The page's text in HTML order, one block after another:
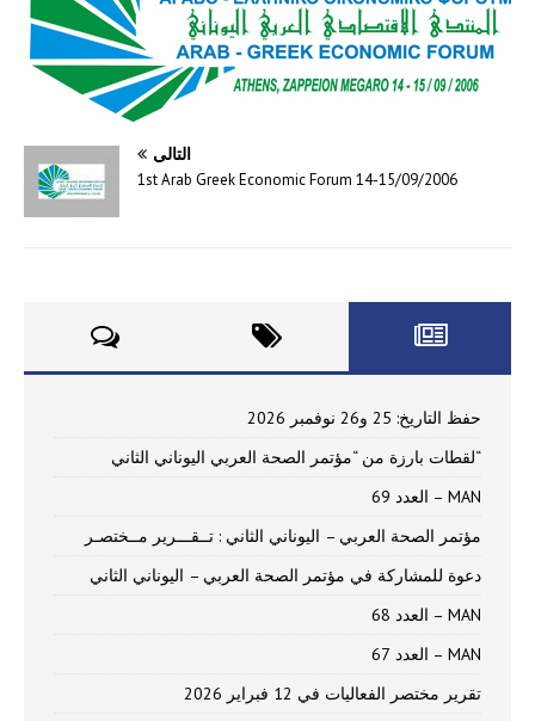
التالي
1st Arab Greek Economic Forum 14-15/09/2006
حفظ التاريخ: 25 و26 نوفمبر 2026
“لقطات بارزة من “مؤتمر الصحة العربي اليوناني الثاني
MAN – العدد 69
مؤتمر الصحة العربي – اليوناني الثاني : تــقـــرير مــختصـر
دعوة للمشاركة في مؤتمر الصحة العربي – اليوناني الثاني
MAN – العدد 68
MAN – العدد 67
تقرير مختصر الفعاليات في 12 فبراير 2026